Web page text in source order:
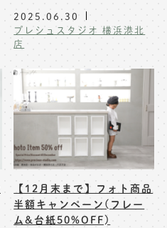
2025.06.30
プレシュスタジオ 横浜港北
店
【12月末まで】フォト商品
半額キャンペーン(フレー
ム&台紙50%OFF)